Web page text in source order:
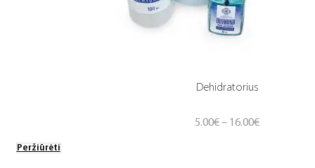
Dehidratorius
5.00€ – 16.00€Price
Peržiūrėti